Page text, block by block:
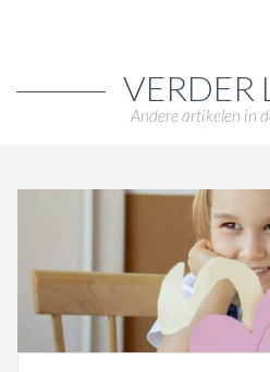
VERDER
Andere artikelen in